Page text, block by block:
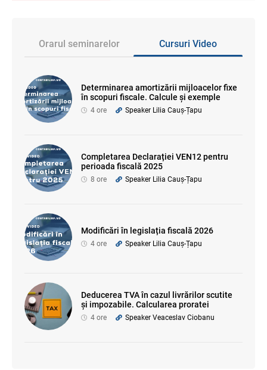
Orarul seminarelor Cursuri Video
Determinarea amortizării mijloacelor fixe
în scopuri fiscale. Calcule și exemple
4 ore Speaker Lilia Cauș-Țapu
Completarea Declarației VEN12 pentru
perioada fiscală 2025
8 ore Speaker Lilia Cauș-Țapu
Modificări în legislația fiscală 2026
4 ore Speaker Lilia Cauș-Țapu
Deducerea TVA în cazul livrărilor scutite
și impozabile. Calcularea proratei
4 ore Speaker Veaceslav Ciobanu